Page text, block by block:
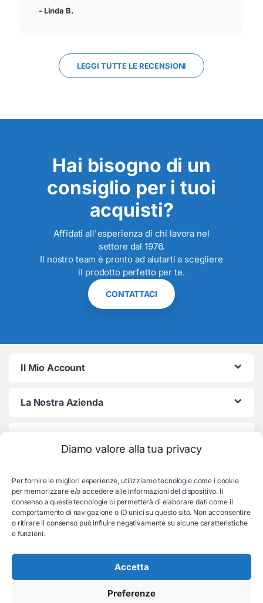
Diamo valore alla tua privacy
Per fornire le migliori esperienze, utilizziamo tecnologie come i cookie
per memorizzare e/o accedere alle informazioni del dispositivo. Il
consenso a queste tecnologie ci permetterà di elaborare dati come il
comportamento di navigazione o ID unici su questo sito. Non acconsentire
o ritirare il consenso può influire negativamente su alcune caratteristiche
e funzioni.
Accetta
Preferenze
- Linda B.
LEGGI TUTTE LE RECENSIONI
Hai bisogno di un
consiglio per i tuoi
acquisti?
Affidati all'esperienza di chi lavora nel
settore dal 1976.
Il nostro team è pronto ad aiutarti a scegliere
il prodotto perfetto per te.
CONTATTACI
Il Mio Account
La Nostra Azienda
035-19831192